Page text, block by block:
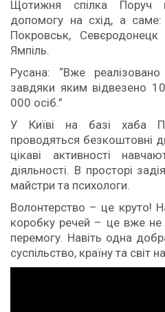
Щотижня спілка Поруч
допомогу на схід, а саме:
Покровськ,
Ямпіль.
Русана: “Вже реалізовано
завдяки яким відвезено
000 осіб.”
У Київі на базі хаба
проводяться безкоштовні
цікаві активності
діяльності. В просторі
майстри та психологи.
Волонтерство – це круто!
коробку речей – це вже
перемогу. Навіть одна
суспільство, країну та світ